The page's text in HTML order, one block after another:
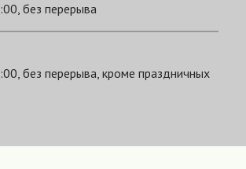
без перерыва
без перерыва, кроме праздничных